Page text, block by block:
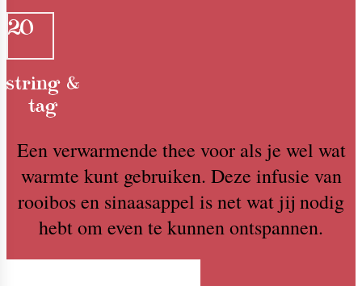
20
string &
tag
Een verwarmende thee voor als je wel wat
warmte kunt gebruiken. Deze infusie van
rooibos en sinaasappel is net wat jij nodig
hebt om even te kunnen ontspannen.